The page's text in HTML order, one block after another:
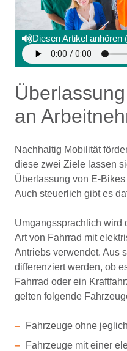
Diesen Artikel anhören
an
Nachhaltig Mobilität
diese zwei Ziele lassen
Überlassung von E-
Auch steuerlich gibt es
Umgangssprachlich wird
Art von Fahrrad mit
Antriebs verwendet. Aus
differenziert werden, ob
Fahrrad oder ein
gelten folgende
Fahrzeuge ohne
Fahrzeuge mit einer